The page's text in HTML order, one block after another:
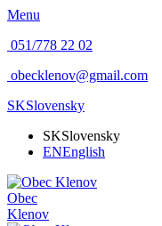
Menu
051/778 22 02
obecklenov@gmail.com
SKSlovensky
SKSlovensky
ENEnglish
Obec
Klenov